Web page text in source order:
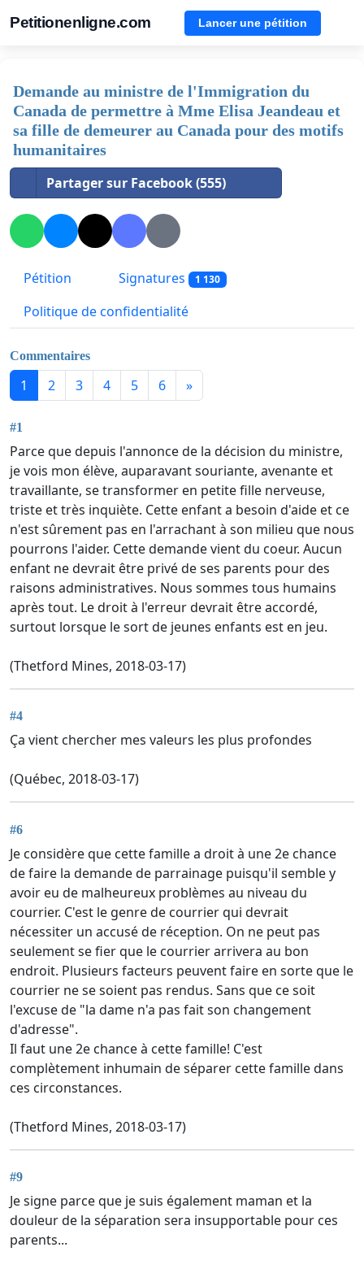
Petitionenligne.com Lancer une pétition
Demande au ministre de l'Immigration du
Canada de permettre à Mme Elisa Jeandeau et
sa fille de demeurer au Canada pour des motifs
humanitaires
Partager sur Facebook (555)
Pétition Signatures 1 130
Politique de confidentialité
Commentaires
1 2 3 4 5 6 »
#1
Parce que depuis l'annonce de la décision du ministre,
je vois mon élève, auparavant souriante, avenante et
travaillante, se transformer en petite fille nerveuse,
triste et très inquiète. Cette enfant a besoin d'aide et ce
n'est sûrement pas en l'arrachant à son milieu que nous
pourrons l'aider. Cette demande vient du coeur. Aucun
enfant ne devrait être privé de ses parents pour des
raisons administratives. Nous sommes tous humains
après tout. Le droit à l'erreur devrait être accordé,
surtout lorsque le sort de jeunes enfants est en jeu.
(Thetford Mines, 2018-03-17)
#4
Ça vient chercher mes valeurs les plus profondes
(Québec, 2018-03-17)
#6
Je considère que cette famille a droit à une 2e chance
de faire la demande de parrainage puisqu'il semble y
avoir eu de malheureux problèmes au niveau du
courrier. C'est le genre de courrier qui devrait
nécessiter un accusé de réception. On ne peut pas
seulement se fier que le courrier arrivera au bon
endroit. Plusieurs facteurs peuvent faire en sorte que le
courrier ne se soient pas rendus. Sans que ce soit
l'excuse de "la dame n'a pas fait son changement
d'adresse".
Il faut une 2e chance à cette famille! C'est
complètement inhumain de séparer cette famille dans
ces circonstances.
(Thetford Mines, 2018-03-17)
#9
Je signe parce que je suis également maman et la
douleur de la séparation sera insupportable pour ces
parents...